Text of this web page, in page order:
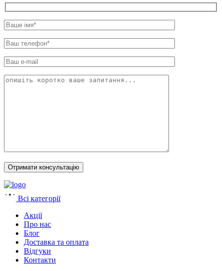
Всі категорії
Акції
Про нас
Блог
Доставка та оплата
Відгуки
Контакти